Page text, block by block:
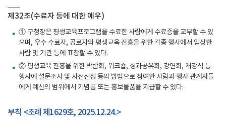
제32조(수료자 등에 대한 예우)
① 구청장은 평생교육프로그램을 수료한 사람에게 수료증을 교부할 수 있
으며, 우수 수료자, 공로자와 평생교육 진흥을 위한 각종 행사에서 입상한
사람 및 기관 등에 표창할 수 있다.
② 평생교육 진흥을 위한 박람회, 워크숍, 성과공유회, 강연회, 개강식 등
행사에 설문조사 및 사전신청 등의 방법으로 참여한 사람과 행사 관계자들
에게 예산의 범위에서 기념품 또는 홍보물품을 지급할 수 있다.
부칙 <조례 제1629호, 2025.12.24.>